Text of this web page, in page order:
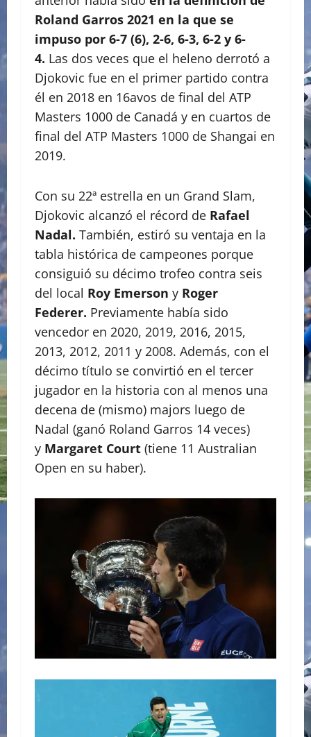
Roland Garros 2021 en la que se
impuso por 6-7 (6), 2-6, 6-3, 6-2 y 6-
4. Las dos veces que el heleno derrotó a
Djokovic fue en el primer partido contra
él en 2018 en 16avos de final del ATP
Masters 1000 de Canadá y en cuartos de
final del ATP Masters 1000 de Shangai en
2019.
Con su 22ª estrella en un Grand Slam,
Djokovic alcanzó el récord de Rafael
Nadal. También, estiró su ventaja en la
tabla histórica de campeones porque
consiguió su décimo trofeo contra seis
del local Roy Emerson y Roger
Federer. Previamente había sido
vencedor en 2020, 2019, 2016, 2015,
2013, 2012, 2011 y 2008. Además, con el
décimo título se convirtió en el tercer
jugador en la historia con al menos una
decena de (mismo) majors luego de
Nadal (ganó Roland Garros 14 veces)
y Margaret Court (tiene 11 Australian
Open en su haber).